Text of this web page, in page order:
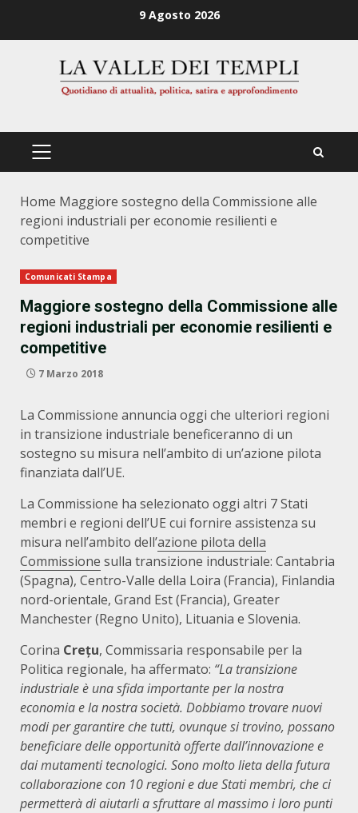
9 Agosto 2026
PRIMÄRES
Home Maggiore sostegno della Commissione alle
regioni industriali per economie resilienti e
competitive
Comunicati Stampa
Maggiore sostegno della Commissione alle
regioni industriali per economie resilienti e
competitive
7 Marzo 2018
La Commissione annuncia oggi che ulteriori regioni
in transizione industriale beneficeranno di un
sostegno su misura nell’ambito di un’azione pilota
finanziata dall’UE.
La Commissione ha selezionato oggi altri 7 Stati
membri e regioni dell’UE cui fornire assistenza su
misura nell’ambito dell’azione pilota della
Commissione sulla transizione industriale: Cantabria
(Spagna), Centro-Valle della Loira (Francia), Finlandia
nord-orientale, Grand Est (Francia), Greater
Manchester (Regno Unito), Lituania e Slovenia.
Corina Crețu, Commissaria responsabile per la
Politica regionale, ha affermato: “La transizione
industriale è una sfida importante per la nostra
economia e la nostra società. Dobbiamo trovare nuovi
modi per garantire che tutti, ovunque si trovino, possano
beneficiare delle opportunità offerte dall’innovazione e
dai mutamenti tecnologici. Sono molto lieta della futura
collaborazione con 10 regioni e due Stati membri, che ci
permetterà di aiutarli a sfruttare al massimo i loro punti